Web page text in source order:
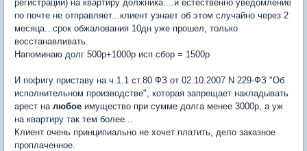
регистрации) на квартиру должника....и естественно уведомление
по почте не отправляет...клиент узнает об этом случайно через 2
месяца...срок обжалования 10дн уже прошел, только
восстанавливать.
Напоминаю долг 500р+1000р исп сбор = 1500р
И пофигу приставу на ч.1.1 ст.80 ФЗ от 02.10.2007 N 229-ФЗ "Об
исполнительном производстве", которая запрещает накладывать
арест на любое имущество при сумме долга менее 3000р, а уж
на квартиру так тем более...
Клиент очень принципиально не хочет платить, дело заказное
проплаченное.